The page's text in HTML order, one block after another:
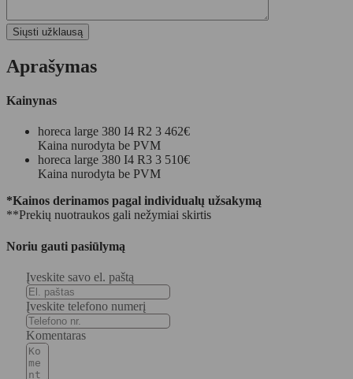
Aprašymas
Kainynas
horeca large 380 I4 R2 3 462€
Kaina nurodyta be PVM
horeca large 380 I4 R3 3 510€
Kaina nurodyta be PVM
*Kainos derinamos pagal individualų užsakymą
**Prekių nuotraukos gali nežymiai skirtis
Noriu gauti pasiūlymą
Įveskite savo el. paštą
Įveskite telefono numerį
Komentaras